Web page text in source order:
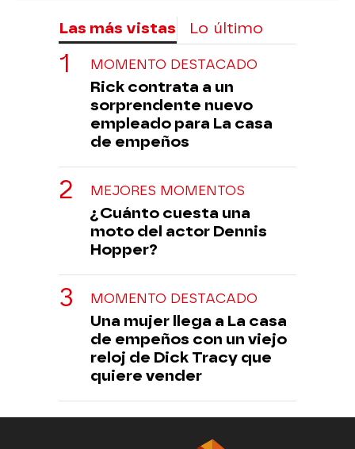
Las más vistas Lo último
MOMENTO DESTACADO
Rick contrata a un
sorprendente nuevo
empleado para La casa
de empeños
MEJORES MOMENTOS
¿Cuánto cuesta una
moto del actor Dennis
Hopper?
MOMENTO DESTACADO
Una mujer llega a La casa
de empeños con un viejo
reloj de Dick Tracy que
quiere vender